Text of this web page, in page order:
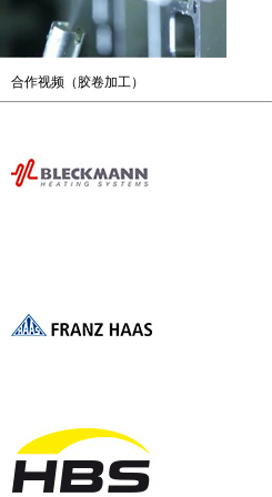
合作视频（胶卷加工）